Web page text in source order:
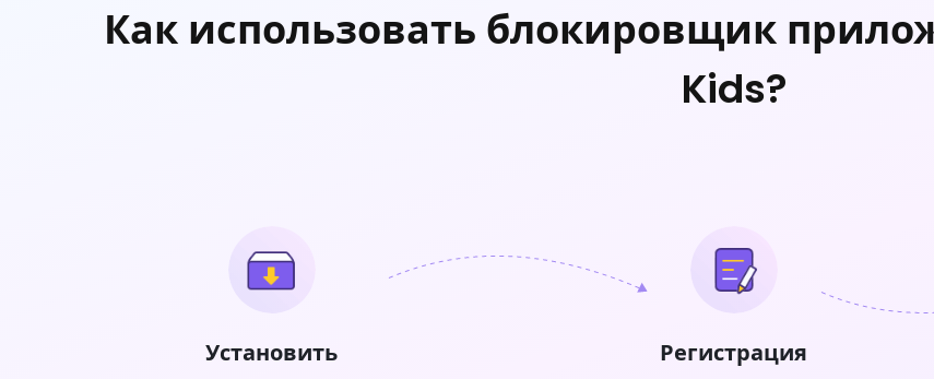
Как использовать блокировщик
Kids?
Установить Регистрация